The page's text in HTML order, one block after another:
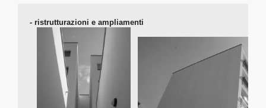
- ristrutturazioni e ampliamenti